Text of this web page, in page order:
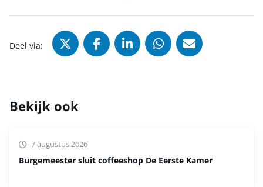
Deel via: Deel via X (Twitter), opent in
Deel via Facebook, opent
Deel via LinkedIn,
Deel viaDeel via
Bekijk ook
Burgemeester sluit coffeeshop De Eerste Kamer
7 augustus 2026